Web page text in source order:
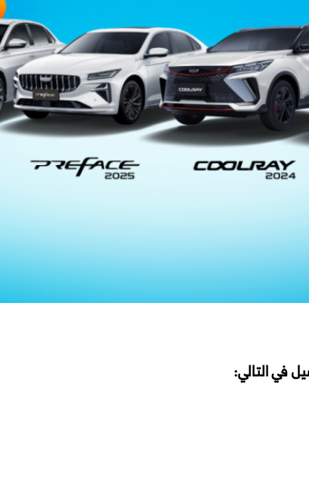
في التالي: